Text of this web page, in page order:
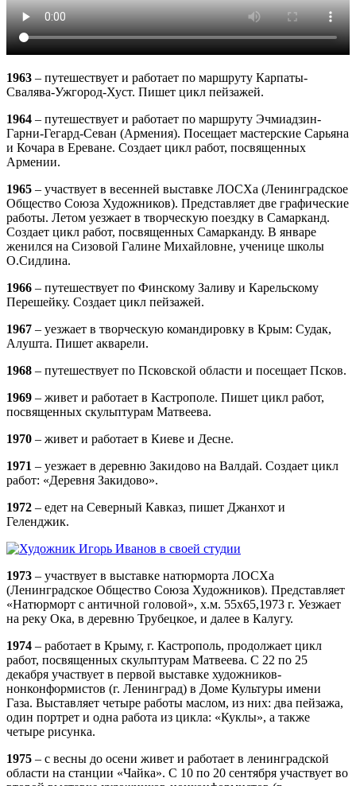
1963 – путешествует и работает по маршруту Карпаты-
Свалява-Ужгород-Хуст. Пишет цикл пейзажей.
1964 – путешествует и работает по маршруту Эчмиадзин-
Гарни-Гегард-Севан (Армения). Посещает мастерские Сарьяна
и Кочара в Ереване. Создает цикл работ, посвященных
Армении.
1965 – участвует в весенней выставке ЛОСХа (Ленинградское
Общество Союза Художников). Представляет две графические
работы. Летом уезжает в творческую поездку в Самарканд.
Создает цикл работ, посвященных Самарканду. В январе
женился на Сизовой Галине Михайловне, ученице школы
О.Сидлина.
1966 – путешествует по Финскому Заливу и Карельскому
Перешейку. Создает цикл пейзажей.
1967 – уезжает в творческую командировку в Крым: Судак,
Алушта. Пишет акварели.
1968 – путешествует по Псковской области и посещает Псков.
1969 – живет и работает в Кастрополе. Пишет цикл работ,
посвященных скульптурам Матвеева.
1970 – живет и работает в Киеве и Десне.
1971 – уезжает в деревню Закидово на Валдай. Создает цикл
работ: «Деревня Закидово».
1972 – едет на Северный Кавказ, пишет Джанхот и
Геленджик.
1973 – участвует в выставке натюрморта ЛОСХа
(Ленинградское Общество Союза Художников). Представляет
«Натюрморт с античной головой», х.м. 55х65,1973 г. Уезжает
на реку Ока, в деревню Трубецкое, и далее в Калугу.
1974 – работает в Крыму, г. Кастрополь, продолжает цикл
работ, посвященных скульптурам Матвеева. С 22 по 25
декабря участвует в первой выставке художников-
нонконформистов (г. Ленинград) в Доме Культуры имени
Газа. Выставляет четыре работы маслом, из них: два пейзажа,
один портрет и одна работа из цикла: «Куклы», а также
четыре рисунка.
1975 – с весны до осени живет и работает в ленинградской
области на станции «Чайка». С 10 по 20 сентября участвует во